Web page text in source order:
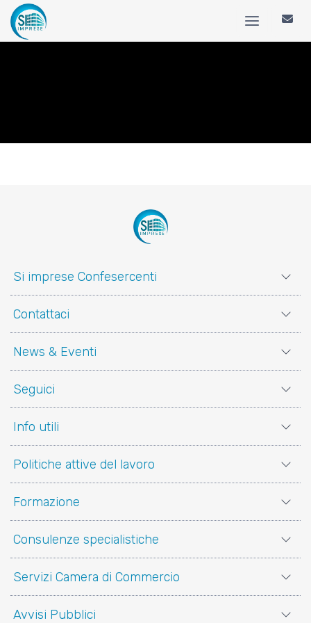
Si imprese Confesercenti
Contattaci
News & Eventi
Seguici
Info utili
Politiche attive del lavoro
Formazione
Consulenze specialistiche
Servizi Camera di Commercio
Avvisi Pubblici